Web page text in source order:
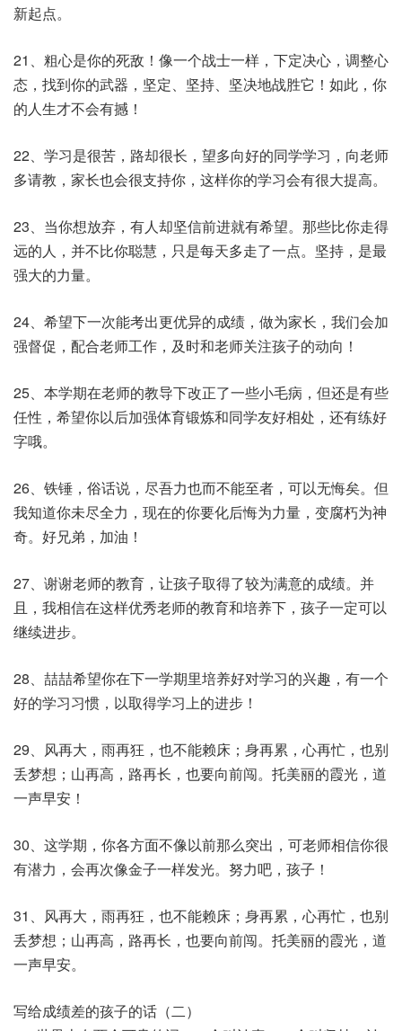
新起点。
21、粗心是你的死敌！像一个战士一样，下定决心，调整心
态，找到你的武器，坚定、坚持、坚决地战胜它！如此，你
的人生才不会有撼！
22、学习是很苦，路却很长，望多向好的同学学习，向老师
多请教，家长也会很支持你，这样你的学习会有很大提高。
23、当你想放弃，有人却坚信前进就有希望。那些比你走得
远的人，并不比你聪慧，只是每天多走了一点。坚持，是最
强大的力量。
24、希望下一次能考出更优异的成绩，做为家长，我们会加
强督促，配合老师工作，及时和老师关注孩子的动向！
25、本学期在老师的教导下改正了一些小毛病，但还是有些
任性，希望你以后加强体育锻炼和同学友好相处，还有练好
字哦。
26、铁锤，俗话说，尽吾力也而不能至者，可以无悔矣。但
我知道你未尽全力，现在的你要化后悔为力量，变腐朽为神
奇。好兄弟，加油！
27、谢谢老师的教育，让孩子取得了较为满意的成绩。并
且，我相信在这样优秀老师的教育和培养下，孩子一定可以
继续进步。
28、喆喆希望你在下一学期里培养好对学习的兴趣，有一个
好的学习习惯，以取得学习上的进步！
29、风再大，雨再狂，也不能赖床；身再累，心再忙，也别
丢梦想；山再高，路再长，也要向前闯。托美丽的霞光，道
一声早安！
30、这学期，你各方面不像以前那么突出，可老师相信你很
有潜力，会再次像金子一样发光。努力吧，孩子！
31、风再大，雨再狂，也不能赖床；身再累，心再忙，也别
丢梦想；山再高，路再长，也要向前闯。托美丽的霞光，道
一声早安。
写给成绩差的孩子的话（二）